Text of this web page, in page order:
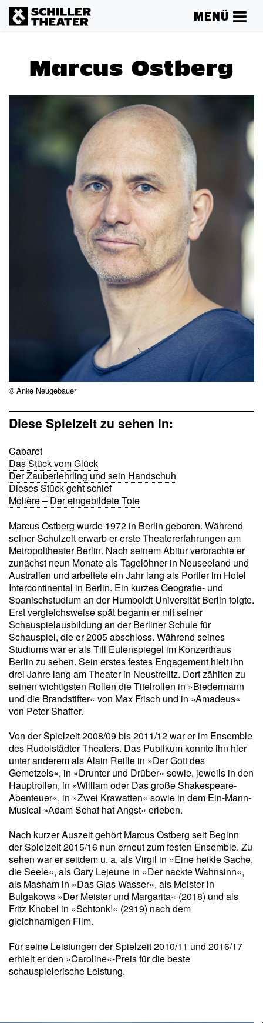
MENÜ
Marcus Ostberg
© Anke Neugebauer
Diese Spielzeit zu sehen in:
Cabaret
Das Stück vom Glück
Der Zauberlehrling und sein Handschuh
Dieses Stück geht schief
Molière – Der eingebildete Tote
Marcus Ostberg wurde 1972 in Berlin geboren. Während
seiner Schulzeit erwarb er erste Theatererfahrungen am
Metropoltheater Berlin. Nach seinem Abitur verbrachte er
zunächst neun Monate als Tagelöhner in Neuseeland und
Australien und arbeitete ein Jahr lang als Portier im Hotel
Intercontinental in Berlin. Ein kurzes Geografie- und
Spanischstudium an der Humboldt Universität Berlin folgte.
Erst vergleichsweise spät begann er mit seiner
Schauspielausbildung an der Berliner Schule für
Schauspiel, die er 2005 abschloss. Während seines
Studiums war er als Till Eulenspiegel im Konzerthaus
Berlin zu sehen. Sein erstes festes Engagement hielt ihn
drei Jahre lang am Theater in Neustrelitz. Dort zählten zu
seinen wichtigsten Rollen die Titelrollen in »Biedermann
und die Brandstifter« von Max Frisch und in »Amadeus«
von Peter Shaffer.
Von der Spielzeit 2008/09 bis 2011/12 war er im Ensemble
des Rudolstädter Theaters. Das Publikum konnte ihn hier
unter anderem als Alain Reille in »Der Gott des
Gemetzels«, in »Drunter und Drüber« sowie, jeweils in den
Hauptrollen, in »William oder Das große Shakespeare-
Abenteuer«, in »Zwei Krawatten« sowie in dem Ein-Mann-
Musical »Adam Schaf hat Angst« erleben.
Nach kurzer Auszeit gehört Marcus Ostberg seit Beginn
der Spielzeit 2015/16 nun erneut zum festen Ensemble. Zu
sehen war er seitdem u. a. als Virgil in »Eine heikle Sache,
die Seele«, alsGary Lejeune in »Der nackte Wahnsinn«,
als Masham in »Das Glas Wasser«, als Meister in
Bulgakows »Der Meister und Margarita« (2018) und als
Fritz Knobel in »Schtonk!« (2919) nach dem
gleichnamigen Film.
Für seine Leistungen der Spielzeit 2010/11 und 2016/17
erhielt er den »Caroline«-Preis für die beste
schauspielerische Leistung.